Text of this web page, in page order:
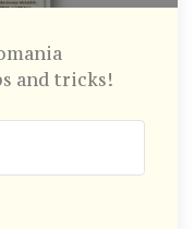
and tricks!